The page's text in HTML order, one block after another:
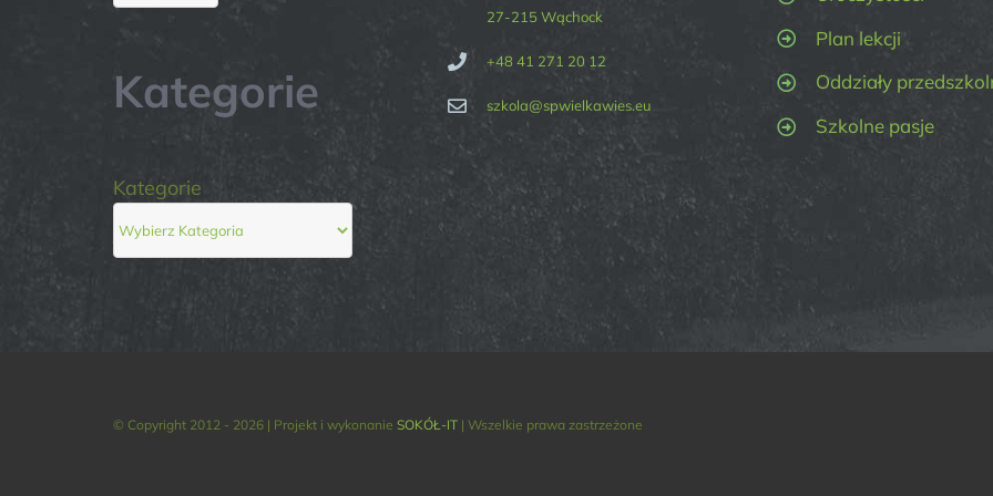
Kategorie
Kategorie
27-215 Wąchock
+48 41 271 20 12
szkola@spwielkawies.eu
Plan lekcji
Oddziały
Szkolne pasje
© Copyright 2012 - 2026 | Projekt i wykonanie SOKÓŁ-IT| Wszelkie prawa zastrzeżone